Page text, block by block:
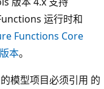
运行时和
Functions Core
本。
模型项目必须引用 的